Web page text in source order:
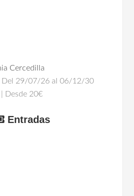
Cercedilla
Del 29/07/26 al 06/12/30
| Desde 20€
Entradas